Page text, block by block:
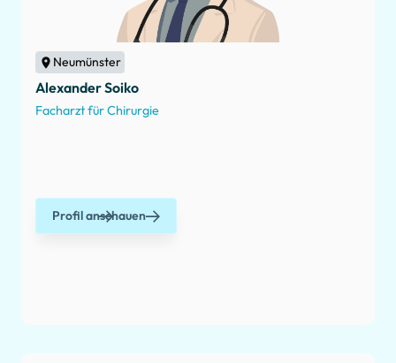
Neumünster
Alexander Soiko
Facharzt für Chirurgie
Profil anschauen